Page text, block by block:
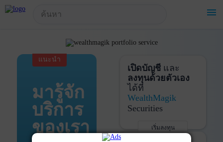
menu
แนะนำ
มารู้จัก
บริการ
ของเรา
เปิดบัญชีและ
ลงทุนด้วยตัวเอง
ได้ที่
WealthMagik
Securities
เริ่มลงทุน
!-- Start Advertise -->